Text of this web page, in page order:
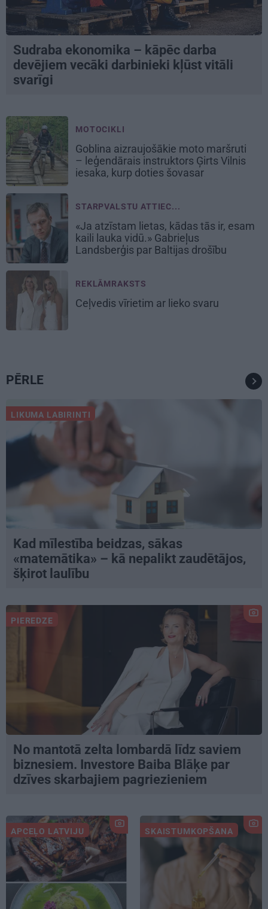
Sudraba ekonomika – kāpēc darba
devējiem vecāki darbinieki kļūst vitāli
svarīgi
MOTOCIKLI
Goblina aizraujošākie moto maršruti
– leģendārais instruktors Ģirts Vilnis
iesaka, kurp doties šovasar
STARPVALSTU ATTIEC...
«Ja atzīstam lietas, kādas tās ir, esam
kaili lauka vidū.» Gabrieļus
Landsberģis par Baltijas drošību
REKLĀMRAKSTS
Ceļvedis vīrietim ar lieko svaru
PĒRLE
LIKUMA LABIRINTI
Kad mīlestība beidzas, sākas
«matemātika» – kā nepalikt zaudētājos,
šķirot laulību
PIEREDZE
No mantotā zelta lombardā līdz saviem
biznesiem. Investore Baiba Blāķe par
dzīves skarbajiem pagriezieniem
APCEĻO LATVIJU SKAISTUMKOPŠANA